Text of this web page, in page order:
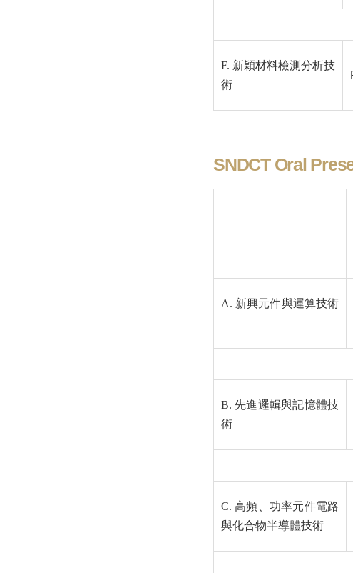
F. 新穎材料檢測分析技
術
SNDCT Oral
A. 新興元件與運算技術
B. 先進邏輯與記憶體技
術
C. 高頻、功率元件電路
與化合物半導體技術